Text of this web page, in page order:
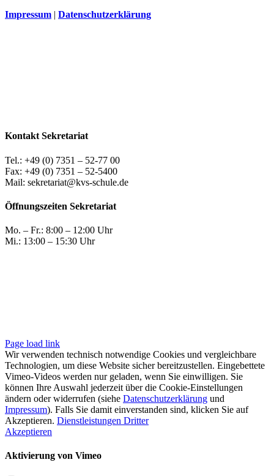
Impressum | Datenschutzerklärung
Kontakt Sekretariat
Tel.: +49 (0) 7351 – 52-77 00
Fax: +49 (0) 7351 – 52-5400
Mail: sekretariat@kvs-schule.de
Öffnungszeiten Sekretariat
Mo. – Fr.: 8:00 – 12:00 Uhr
Mi.: 13:00 – 15:30 Uhr
Page load link
Wir verwenden technisch notwendige Cookies und vergleichbare
Technologien, um diese Website sicher bereitzustellen. Eingebettete
Vimeo-Videos werden nur geladen, wenn Sie einwilligen. Sie
können Ihre Auswahl jederzeit über die Cookie-Einstellungen
ändern oder widerrufen (siehe Datenschutzerklärung und
Impressum). Falls Sie damit einverstanden sind, klicken Sie auf
Akzeptieren. Dienstleistungen Dritter
Akzeptieren
Aktivierung von Vimeo